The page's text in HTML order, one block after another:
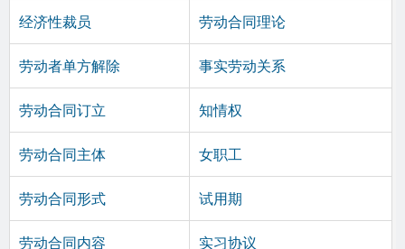
经济性裁员 劳动合同理论
劳动者单方解除 事实劳动关系
劳动合同订立 知情权
劳动合同主体 女职工
劳动合同形式 试用期
劳动合同内容 实习协议